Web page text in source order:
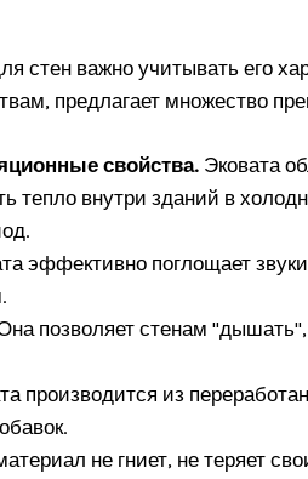
стен важно учитывать его
предлагает множество
свойства. Эковата
тепло внутри зданий в
эффективно поглощает
позволяет стенам
производится из
не гниет, не теряет